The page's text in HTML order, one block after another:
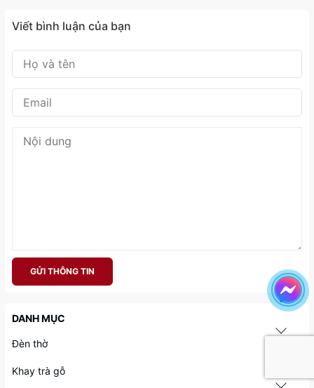
Viết bình luận của bạn
GỬI THÔNG TIN
DANH MỤC
Đèn thờ
Khay trà gỗ